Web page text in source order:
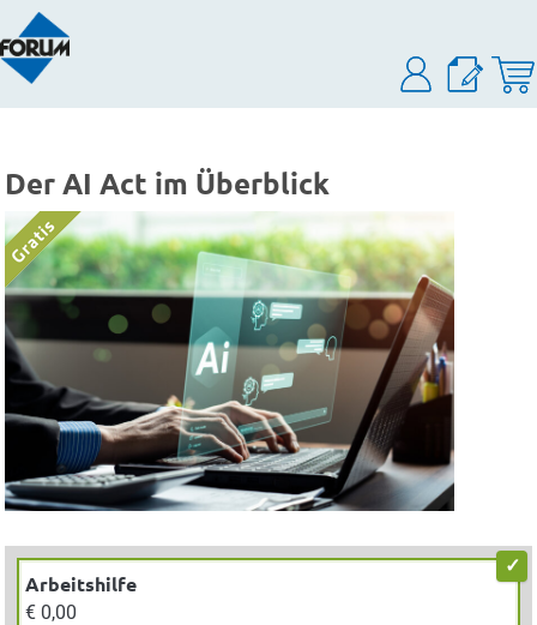
Der AI Act im Überblick
Arbeitshilfe
€ 0,00